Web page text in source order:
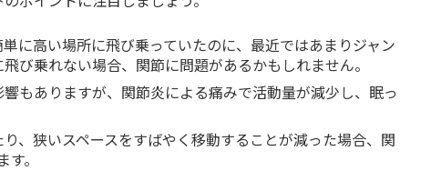
に高い場所に飛び乗っていたのに、最近ではあまりジャン
び乗れない場合、関節に問題があるかもしれません。
もありますが、関節炎による痛みで活動量が減少し、眠っ
、狭いスペースをすばやく移動することが減った場合、関
。